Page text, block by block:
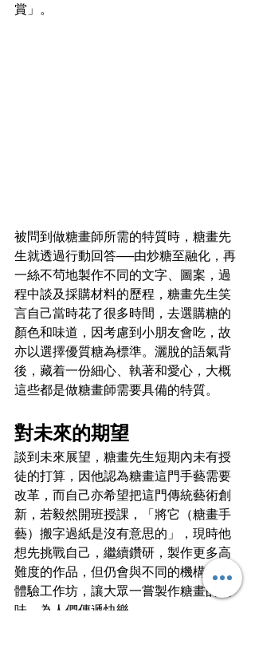
賞」。
被問到做糖畫師所需的特質時，糖畫先
生就透過行動回答──由炒糖至融化，再
一絲不茍地製作不同的文字、圖案，過
程中談及採購材料的歷程，糖畫先生笑
言自己當時花了很多時間，去選購糖的
顏色和味道，因考慮到小朋友會吃，故
亦以選擇優質糖為標準。灑脫的語氣背
後，藏着一份細心、執著和愛心，大概
這些都是做糖畫師需要具備的特質。
對未來的期望
談到未來展望，糖畫先生短期內未有授
徒的打算，因他認為糖畫這門手藝需要
改革，而自己亦希望把這門傳統藝術創
新，若毅然開班授課，「將它（糖畫手
藝）搬字過紙是沒有意思的」，現時他
想先挑戰自己，繼續鑽研，製作更多高
難度的作品，但仍會與不同的機構開辦
體驗工作坊，讓大眾一嘗製作糖畫的滋
味，為人們傳遞快樂。